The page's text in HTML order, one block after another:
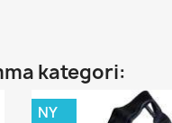
kategori:
NY